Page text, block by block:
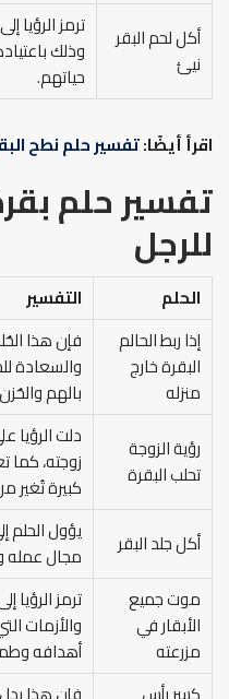
أكل لحم البقر
نيئ
ترمز
وذلك
حياتهم.
اقرأ أيضًا:تفسير حلم نطح
تفسير حلم
للرجل
الحلم
التفسير
إذا ربط الحالم
البقرة خارج
منزله
فإن هذا
والسعادة
بالهم
رؤية الزوجة
تحلب البقرة
دلت الرؤيا
زوجته،
كبيرة تُغير
أكل جلد البقر
يؤول
مجال عمله
موت جميع
الأبقار في
مزرعته
ترمز الرؤيا
والأزمات
أهدافه